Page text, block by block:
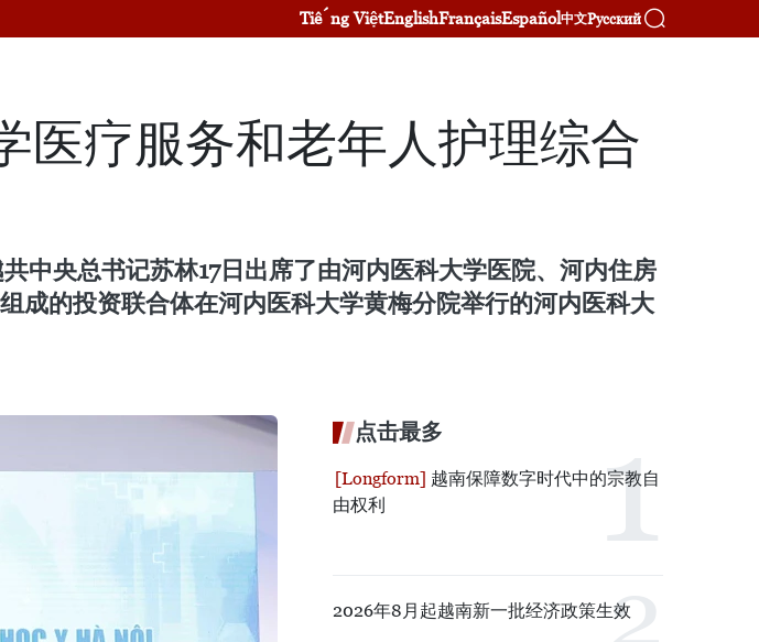
Tiếng ViệtEnglishFrançaisEspañol中文Русский
医疗服务和老年人护理综合
中央总书记苏林17日出席了由河内医科大学医院、河内住房
成的投资联合体在河内医科大学黄梅分院举行的河内医科大
点击最多
越南保障数字时代中的宗教自
由权利
2026年8月起越南新一批经济政策生效